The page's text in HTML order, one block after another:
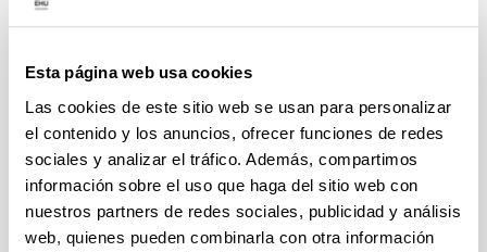
Esta página web usa cookies
Las cookies de este sitio web se usan para personalizar
el contenido y los anuncios, ofrecer funciones de redes
sociales y analizar el tráfico. Además, compartimos
información sobre el uso que haga del sitio web con
nuestros partners de redes sociales, publicidad y análisis
web, quienes pueden combinarla con otra información
bancarios para poder informarlos en el momento de
seleccionar el pago con tarjeta/bizum/Mipago
cuenta de domiciliación, tendrás que enviar un
email a la Secretaría de HEFA II con elimpreso de
domiciliación del pago(pdf, 75 Kb) rellenado y
firmado.
El resto de documentación necesaria para